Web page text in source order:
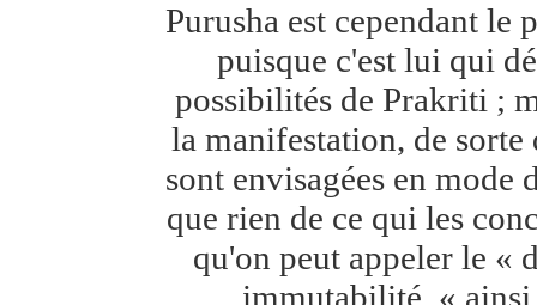
Purusha est cependant le
puisque c'est lui qui
possibilités de Prakriti ;
la manifestation, de sorte
sont envisagées en
que rien de ce qui les
qu'on peut appeler le «
immutabilité. «